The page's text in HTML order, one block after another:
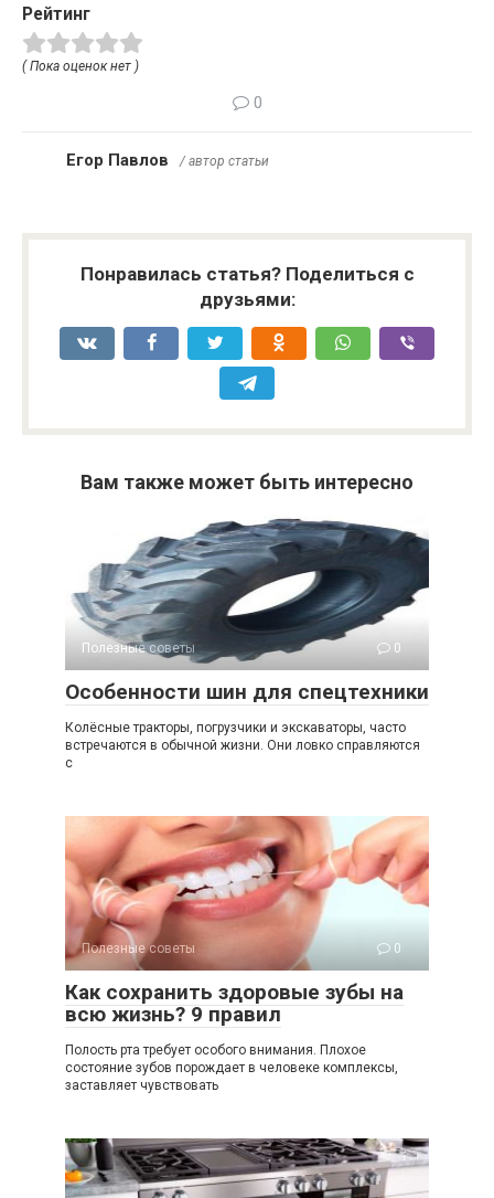
Рейтинг
( Пока оценок нет )
0
Егор Павлов / автор статьи
Понравилась статья? Поделиться с
друзьями:
Вам также может быть интересно
Полезные советы 0
Особенности шин для спецтехники
Колёсные тракторы, погрузчики и экскаваторы, часто
встречаются в обычной жизни. Они ловко справляются
с
Полезные советы 0
Как сохранить здоровые зубы на
всю жизнь? 9 правил
Полость рта требует особого внимания. Плохое
состояние зубов порождает в человеке комплексы,
заставляет чувствовать